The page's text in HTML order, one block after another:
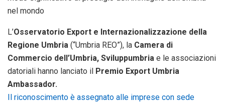
nel mondo
L’Osservatorio Export e Internazionalizzazione della
Regione Umbria (“Umbria REO”), la Camera di
Commercio dell’Umbria, Sviluppumbria e le associazioni
datoriali hanno lanciato il Premio Export Umbria
Ambassador.
Il riconoscimento è assegnato alle imprese con sede